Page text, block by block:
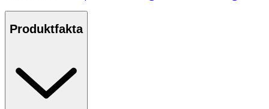
Produktfakta